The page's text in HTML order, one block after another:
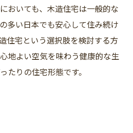
おいても、木造住宅は一般的な
多い日本でも安心して住み続け
住宅という選択肢を検討する方
地よい空気を味わう健康的な生
たりの住宅形態です。